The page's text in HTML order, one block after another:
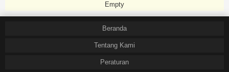
Empty
Beranda
Tentang Kami
Peraturan